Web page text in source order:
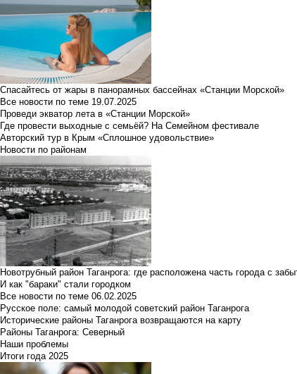
Спасайтесь от жары в панорамных бассейнах «Станции Морской»
Все новости по теме 19.07.2025
Проведи экватор лета в «Станции Морской»
Где провести выходные с семьёй? На Семейном фестивале
Авторский тур в Крым «Сплошное удовольствие»
Новости по районам
Новотрубный район Таганрога: где расположена часть города с
И как "бараки" стали городком
Все новости по теме 06.02.2025
Русское поле: самый молодой советский район Таганрога
Исторические районы Таганрога возвращаются на карту
Районы Таганрога: Северный
Наши проблемы
Итоги года 2025